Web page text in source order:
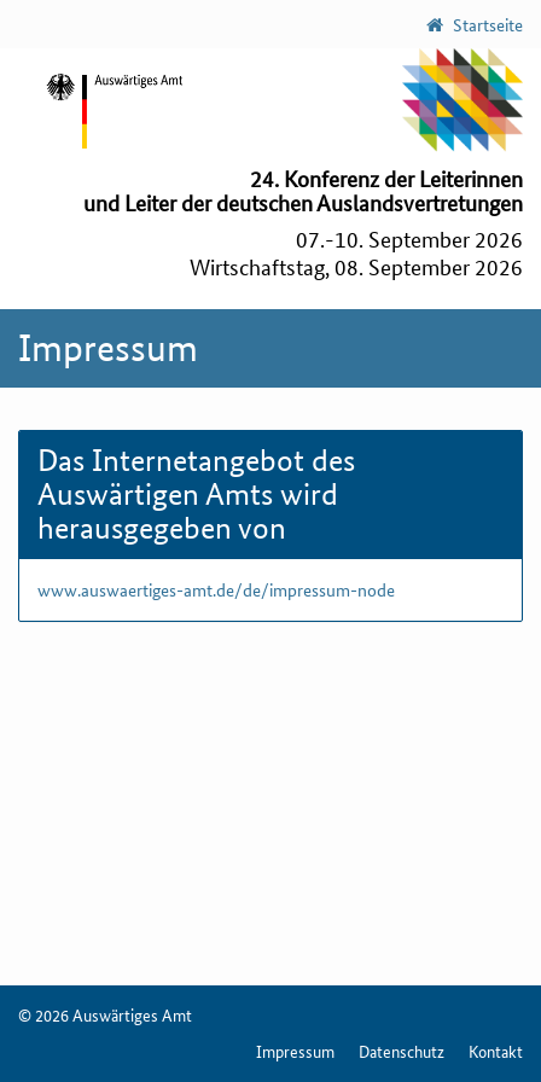
Startseite
24. Konferenz der Leiterinnen
und Leiter der deutschen Auslandsvertretungen
07.-10. September 2026
Wirtschaftstag, 08. September 2026
Impressum
Das Internetangebot des
Auswärtigen Amts wird
herausgegeben von
www.auswaertiges-amt.de/de/impressum-node
© 2026 Auswärtiges Amt
Impressum
Datenschutz Kontakt